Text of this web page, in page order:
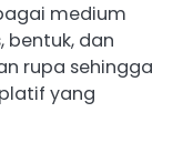
medium
bentuk, dan
rupa sehingga
yang